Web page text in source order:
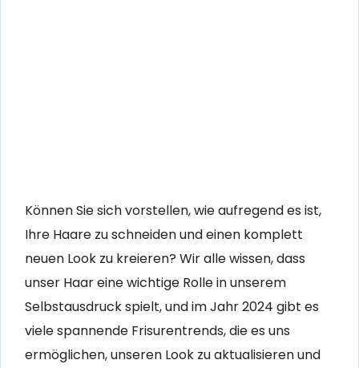
Können Sie sich vorstellen, wie aufregend es ist,
Ihre Haare zu schneiden und einen komplett
neuen Look zu kreieren? Wir alle wissen, dass
unser Haar eine wichtige Rolle in unserem
Selbstausdruck spielt, und im Jahr 2024 gibt es
viele spannende Frisurentrends, die es uns
ermöglichen, unseren Look zu aktualisieren und